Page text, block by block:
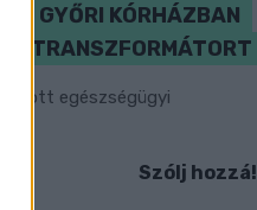
A GYŐRI KÓRHÁZBAN
TRANSZFORMÁTORT
egészségügyi
Szólj hozzá!